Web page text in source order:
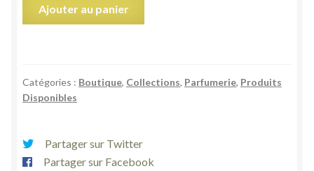
vapo
eau
toilette
collection
Ajouter au panier
Catégories : Boutique, Collections, Parfumerie, Produits
Disponibles
Partager sur Twitter
Partager sur Facebook